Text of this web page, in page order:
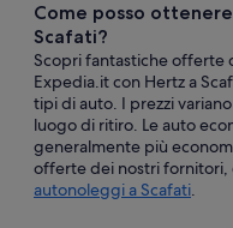
Come posso
Scafati?
Scopri fantastiche offerte
Expedia.it con Hertz a
tipi di auto. I prezzi
luogo di ritiro. Le auto
generalmente più
offerte dei nostri fornitori,
autonoleggi a Scafati.